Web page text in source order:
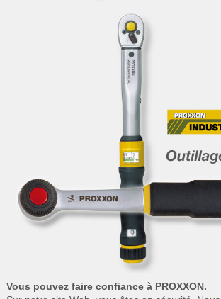
Vous pouvez faire confiance à PROXXON.